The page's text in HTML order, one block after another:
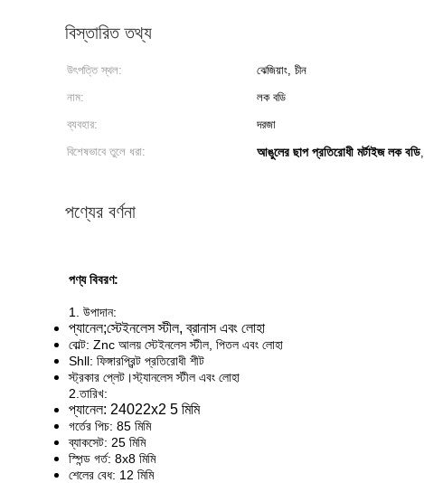
বিস্তারিত তথ্য
উৎপত্তি স্থল: ঝেজিয়াং, চীন
নাম:
লক বডি
ব্যবহার:
দরজা
বিশেষভাবে তুলে ধরা:
আঙুলের ছাপ প্রতিরোধী মর্টাইজ লক বডি,
পণ্যের বর্ণনা
পণ্য বিবরণ:
1. উপাদান:
প্যানেল;স্টেইনলেস স্টীল, ব্রানাস এবং লোহা
বোল্ট: Znc আলয় স্টেইনলেস স্টীল, পিতল এবং লোহা
Shll: ফিঙ্গারপ্রিন্ট প্রতিরোধী শীট
স্ট্রকার প্লেট।স্ট্যানলেস স্টীল এবং লোহা
2.তারিখ:
প্যানেল: 24022x2 5 মিমি
গর্তের পিচ: 85 মিমি
ব্যাকসেট: 25 মিমি
স্পিন্ড গর্ত: 8x8 মিমি
শেলের বেধ: 12 মিমি